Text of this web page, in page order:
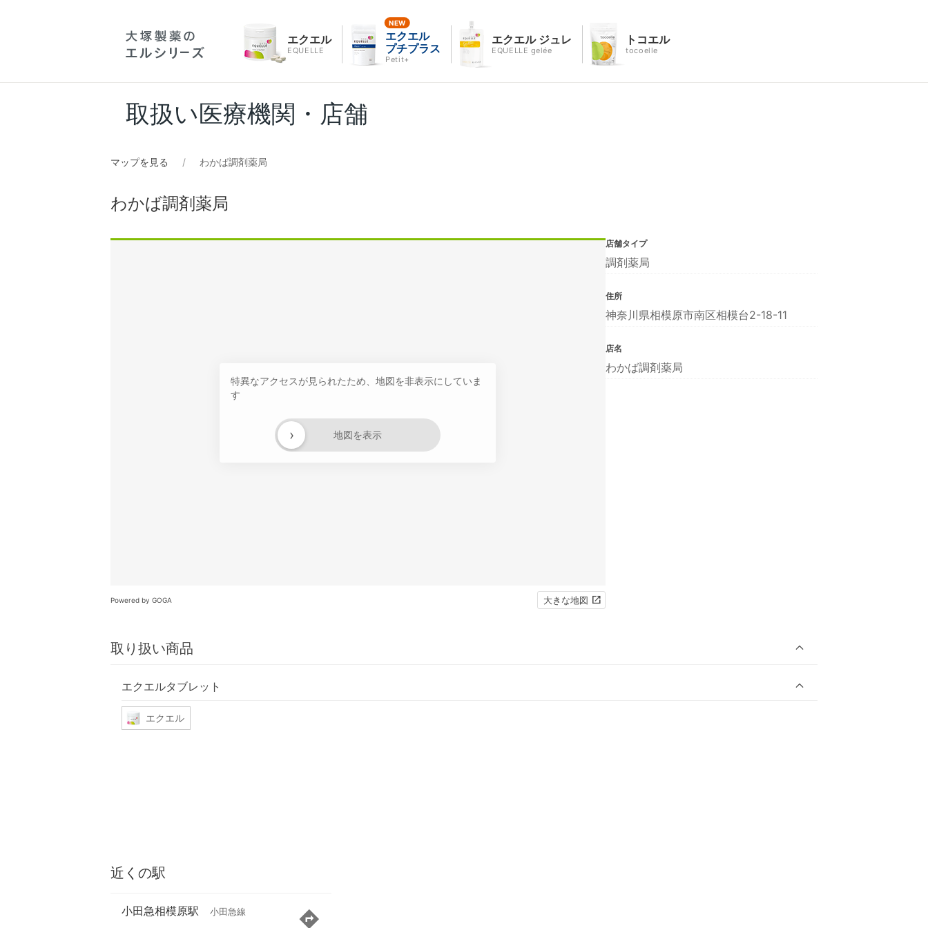
エクエル
EQUELLE
エクエル
プチプラス
Petit+
エクエル ジュレ
EQUELLE gelée
トコエル
tocoelle
取扱い医療機関・店舗
マップを見る わかば調剤薬局
わかば調剤薬局
特異なアクセスが見られたため、地図を非表示にしていま
す
地図を表示
›
Powered by GOGA 大きな地図
取り扱い商品
エクエルタブレット
エクエル
店舗タイプ
調剤薬局
住所
神奈川県相模原市南区相模台2-18-11
店名
わかば調剤薬局
近くの駅
小田急相模原駅 小田急線